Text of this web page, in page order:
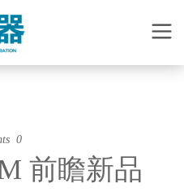
0
前瞻新品